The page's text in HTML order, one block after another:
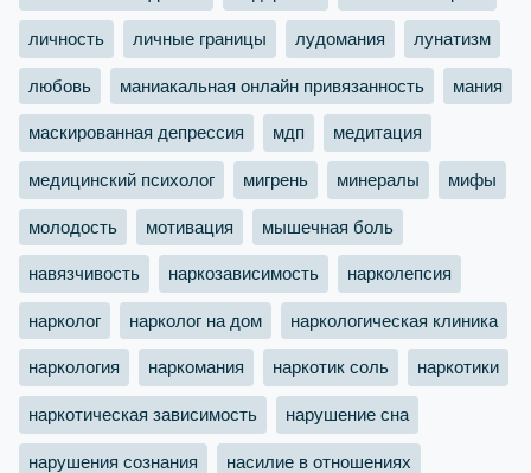
личность личные границы лудомания лунатизм
любовь маниакальная онлайн привязанность мания
маскированная депрессия мдп медитация
медицинский психолог мигрень минералы мифы
молодость мотивация мышечная боль
навязчивость наркозависимость нарколепсия
нарколог нарколог на дом наркологическая клиника
наркология наркомания наркотик соль наркотики
наркотическая зависимость нарушение сна
нарушения сознания насилие в отношениях